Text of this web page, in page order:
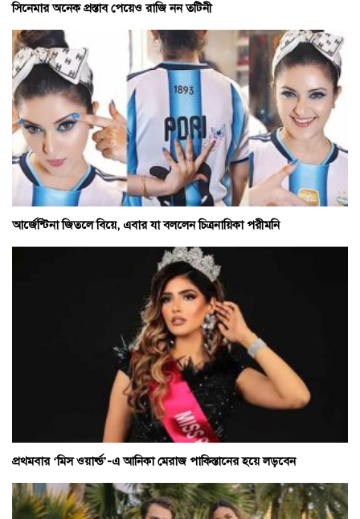
সিনেমার অনেক প্রস্তাব পেয়েও রাজি নন তটিনী
আর্জেন্টিনা জিতলে বিয়ে, এবার যা বললেন চিত্রনায়িকা পরীমনি
প্রথমবার ‘মিস ওয়ার্ল্ড’-এ আনিকা মেরাজ পাকিস্তানের হয়ে লড়বেন